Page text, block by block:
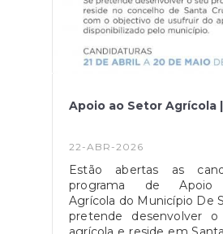
trail-2026Contamos
participação para
mais uma grande edição
Trail!Organização:Casa
da Camacha
Apoio ao Setor Agrícola
22-ABR-2026
Estão abertas as
programa de
Agrícola do Município De
pretende desenvolver